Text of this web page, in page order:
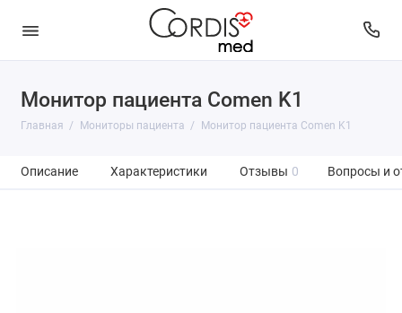
Монитор пациента Comen K1
Главная Мониторы пациента Монитор пациента Comen K1
Описание Характеристики Отзывы 0 Вопросы и